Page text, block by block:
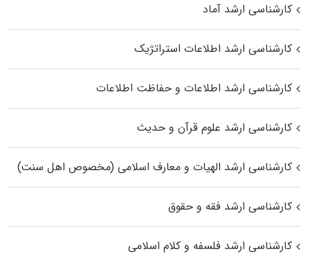
کارشناسی ارشد آماد
کارشناسی ارشد اطلاعات استراتژیک
کارشناسی ارشد اطلاعات و حفاظت اطلاعات
کارشناسی ارشد علوم قرآن و حدیث
کارشناسی ارشد الهیات و معارف اسلامی (مخصوص اهل سنت)
کارشناسی ارشد فقه و حقوق
کارشناسی ارشد فلسفه و کلام اسلامی